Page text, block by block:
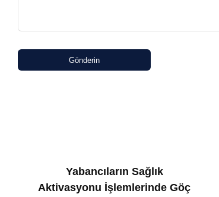
Gönderin
Yabancıların Sağlık
Aktivasyonu İşlemlerinde Göç